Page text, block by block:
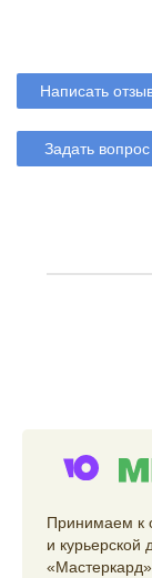
Написать
Задать вопрос
Принимаем к
и курьерской